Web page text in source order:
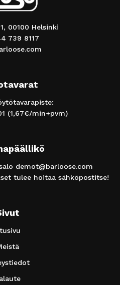
00100 Helsinki
739 8117
(1,67€/min+pvm)
demot@barloose.com
tulee hoitaa sähköpostitse!